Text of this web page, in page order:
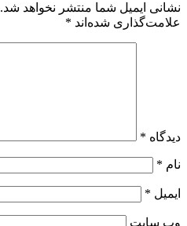
نشانی ایمیل شما منتشر نخواهد شد.
علامت‌گذاری شده‌اند *
دیدگاه *
نام *
ایمیل *
وب‌ سایت